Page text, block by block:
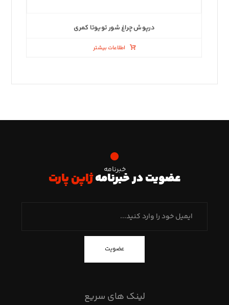
درپوش چراغ شور تویوتا کمری
اطلاعات بیشتر
خبرنامه
عضویت در خبرنامهژاپن پارت
عضویت
لینک های سریع